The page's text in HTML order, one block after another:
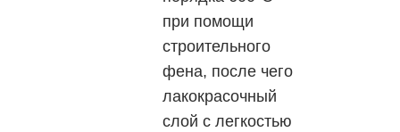
при помощи
строительного
фена, после чего
лакокрасочный
слой с легкостью